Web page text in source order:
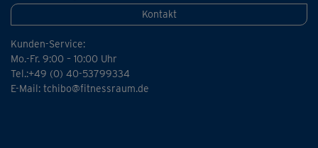
Kontakt
Kunden-Service:
Mo.-Fr. 9:00 – 10:00 Uhr
Tel.:+49 (0) 40-53799334
E-Mail: tchibo@fitnessraum.de